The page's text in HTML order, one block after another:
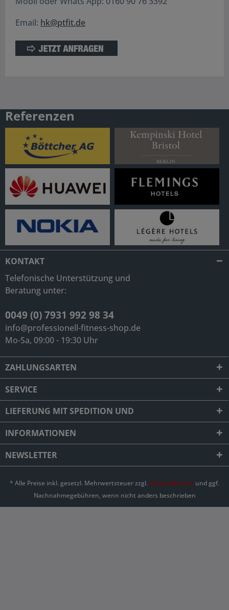
Email: hk@ptfit.de
Referenzen
KONTAKT
Telefonische Unterstützung und
Beratung unter:
0049 (0) 7931 992 98 34
info@professionell-fitness-shop.de
Mo-Sa, 09:00 - 19:30 Uhr
ZAHLUNGSARTEN
SERVICE
LIEFERUNG MIT SPEDITION UND
INFORMATIONEN
NEWSLETTER
* Alle Preise inkl. gesetzl. Mehrwertsteuer zzgl. Versandkosten und ggf.
Nachnahmegebühren, wenn nicht anders beschrieben